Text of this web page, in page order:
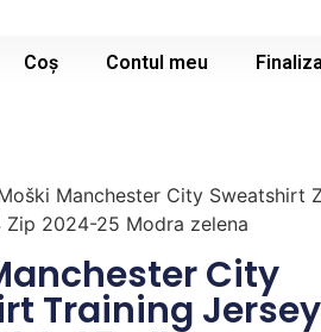
Coș Contul meu
Manchester City Sweatshirt
2024-25 Modra zelena
City
Training